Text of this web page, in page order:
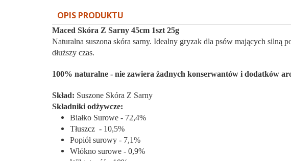
OPIS PRODUKTU
Maced Skóra Z Sarny 45cm 1szt 25g
Naturalna suszona skóra sarny. Idealny gryzak dla psów mających silną
dłuższy czas.
100% naturalne - nie zawiera żadnych konserwantów i dodatków
Skład: Suszone Skóra Z Sarny
Składniki odżywcze:
Białko Surowe - 72,4%
Tłuszcz - 10,5%
Popiół surowy - 7,1%
Włókno surowe - 0,9%